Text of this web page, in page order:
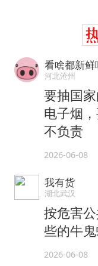
看啥都新鲜
河北沧州
要抽国
电子烟
不负责
2026-06-08
我有货
湖北武汉
按危害
些的牛
2026-06-08